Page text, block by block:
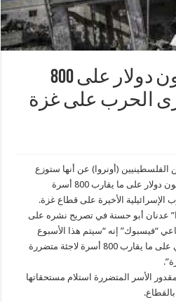
أونروا” توزع مليون دولار على 800
الحرب على غزة
الفلسطينيين (أونروا) عن أنها ستوزع
خلال الأسبوع الجاري، مبلغ 1.1 مليون دولار على ما يقارب 800 أسرة
الأخيرة على قطاع غزة.
عدنان أبو حسنة في تصريح نشره على
“فيسبوك” إنه “سيتم هذا الأسبوع
توزيع مبلغ 1.1 مليون دولار أمريكي على ما يقارب 800 أسرة لاجئة متضررة
الأسر المتضررة استلام مستحقاتها
بالقطاع.